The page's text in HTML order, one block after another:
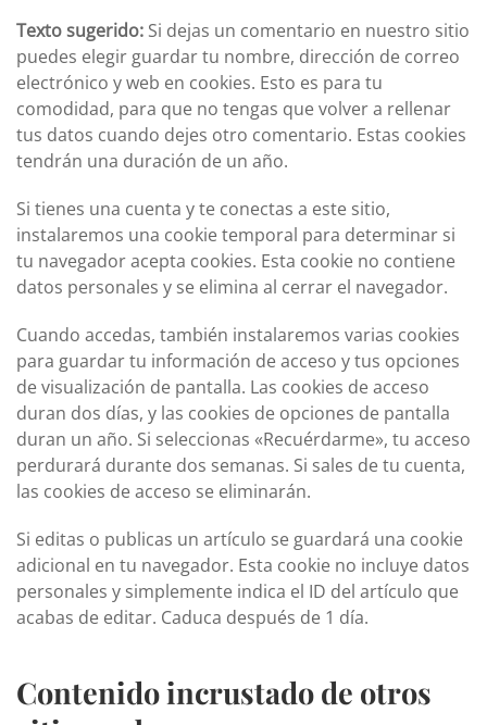
Texto sugerido: Si dejas un comentario en nuestro sitio
puedes elegir guardar tu nombre, dirección de correo
electrónico y web en cookies. Esto es para tu
comodidad, para que no tengas que volver a rellenar
tus datos cuando dejes otro comentario. Estas cookies
tendrán una duración de un año.
Si tienes una cuenta y te conectas a este sitio,
instalaremos una cookie temporal para determinar si
tu navegador acepta cookies. Esta cookie no contiene
datos personales y se elimina al cerrar el navegador.
Cuando accedas, también instalaremos varias cookies
para guardar tu información de acceso y tus opciones
de visualización de pantalla. Las cookies de acceso
duran dos días, y las cookies de opciones de pantalla
duran un año. Si seleccionas «Recuérdarme», tu acceso
perdurará durante dos semanas. Si sales de tu cuenta,
las cookies de acceso se eliminarán.
Si editas o publicas un artículo se guardará una cookie
adicional en tu navegador. Esta cookie no incluye datos
personales y simplemente indica el ID del artículo que
acabas de editar. Caduca después de 1 día.
Contenido incrustado de otros